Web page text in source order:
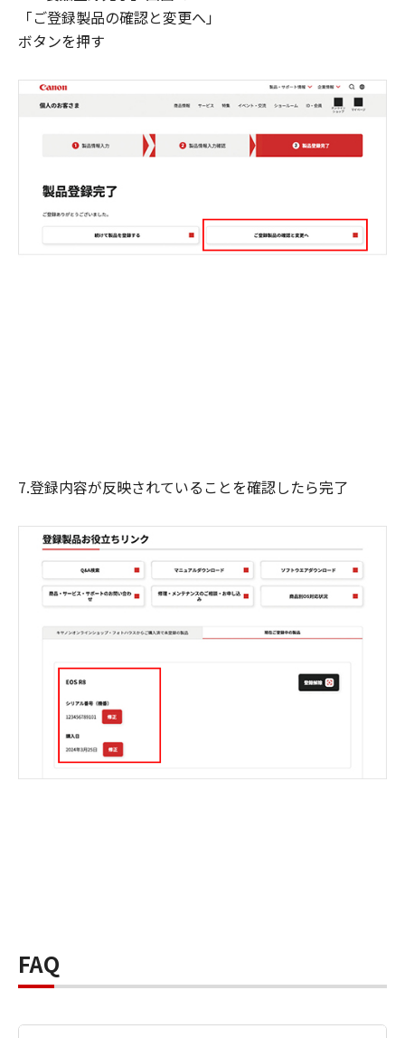
「ご登録製品の確認と変更へ」
ボタンを押す
7.登録内容が反映されていることを確認したら完了
FAQ